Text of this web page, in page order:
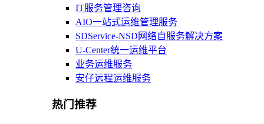
IT服务管理咨询
AIO一站式运维管理服务
SDService-NSD网络自服务解决方案
U-Center统一运维平台
业务运维服务
安仔远程运维服务
热门推荐